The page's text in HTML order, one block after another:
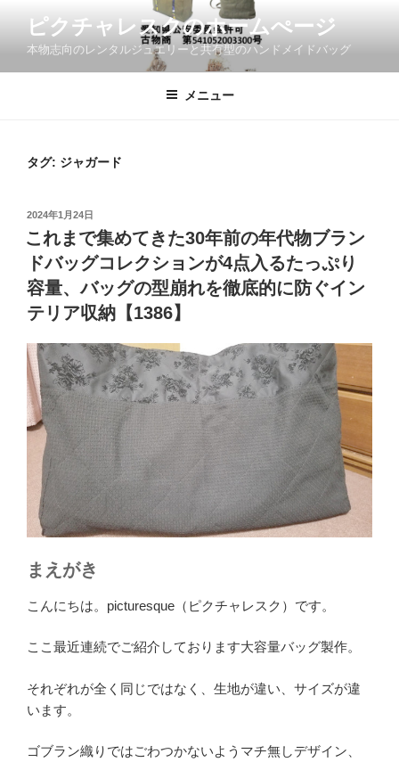
ン
ピクチャレスクのホームぺージ
本物志向のレンタルジュエリーと共有型のハンドメイドバッグ
メニュー
タグ: ジャガード
投
稿
日:
2024年1月24日
これまで集めてきた30年前の年代物ブラン
ドバッグコレクションが4点入るたっぷり
容量、バッグの型崩れを徹底的に防ぐイン
テリア収納【1386】
まえがき
こんにちは。picturesque（ピクチャレスク）です。
ここ最近連続でご紹介しております大容量バッグ製作。
それぞれが全く同じではなく、生地が違い、サイズが違
います。
ゴブラン織りではごわつかないようマチ無しデザイン、